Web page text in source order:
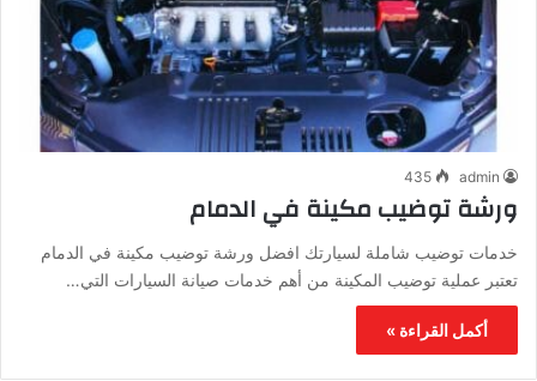
admin
435
ورشة توضيب مكينة في الدمام
خدمات توضيب شاملة لسيارتك افضل ورشة توضيب مكينة في الدمام
تعتبر عملية توضيب المكينة من أهم خدمات صيانة السيارات التي…
أكمل القراءة »